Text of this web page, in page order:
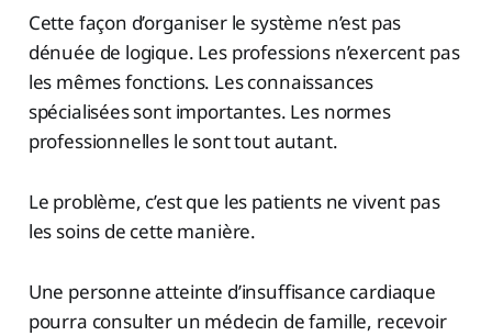
Cette façon d’organiser le système n’est pas
dénuée de logique. Les professions n’exercent pas
les mêmes fonctions. Les connaissances
spécialisées sont importantes. Les normes
professionnelles le sont tout autant.
Le problème, c’est que les patients ne vivent pas
les soins de cette manière.
Une personne atteinte d’insuffisance cardiaque
pourra consulter un médecin de famille, recevoir